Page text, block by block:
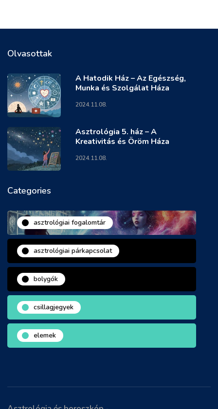
Olvasottak
A Hatodik Ház – Az Egészség,
Munka és Szolgálat Háza
2024.11.08.
Asztrológia 5. ház – A
Kreativitás és Öröm Háza
2024.11.08.
Categories
asztrológiai fogalomtár
asztrológiai párkapcsolat
bolygók
csillagjegyek
elemek